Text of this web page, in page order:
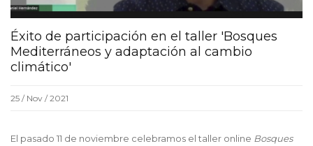
Éxito de participación en el taller 'Bosques
Mediterráneos y adaptación al cambio
climático'
25 / Nov / 2021
El pasado 11 de noviembre celebramos el taller online Bosques